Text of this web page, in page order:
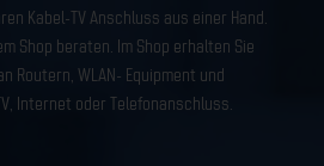
Kabel-TV Anschluss aus einer Hand.
Shop beraten. Im Shop erhalten Sie
Routern, WLAN- Equipment und
Internet oder Telefonanschluss.